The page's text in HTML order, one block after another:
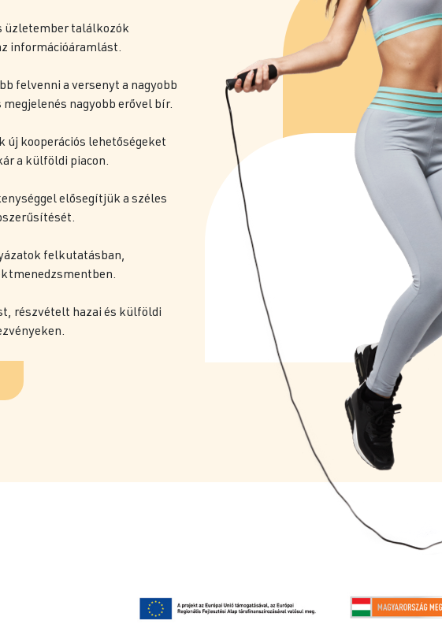
üzletember találkozók
információáramlást.
felvenni a versenyt a nagyobb
nagyobb erővel bír.
új kooperációs lehetőségeket
a külföldi piacon.
elősegítjük a széles
felkutatásban,
részvételt hazai és külföldi